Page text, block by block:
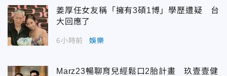
姜厚任女友稱「擁有3碩1博」學歷遭疑 台
大回應了
6小時前 娛樂
Marz23暢聊育兒經鬆口2胎計畫 玖壹壹健